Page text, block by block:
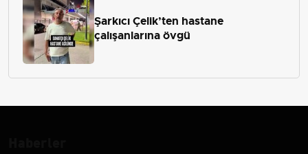
Şarkıcı Çelik’ten hastane
çalışanlarına övgü